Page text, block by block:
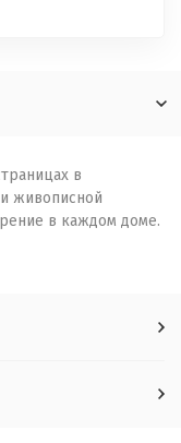
в
живописной
в каждом доме.